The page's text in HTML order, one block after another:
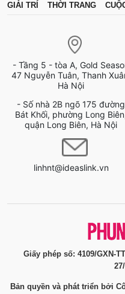
GIẢI TRÍ THỜI TRANG
- Tầng 5 - tòa A, Gold
47 Nguyễn Tuân, Thanh
Hà Nội
- Số nhà 2B ngõ 175 đường
Bát Khối, phường Long
quận Long Biên, Hà Nội
linhnt@ideaslink.vn
Giấy phép số: 4109/GXN-
Bản quyền và phát triển bởi